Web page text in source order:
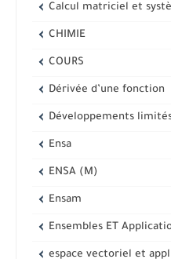
Calcul matriciel et
CHIMIE
COURS
Dérivée d’une fonction
Développements
Ensa
ENSA (M)
Ensam
Ensembles ET
espace vectoriel et